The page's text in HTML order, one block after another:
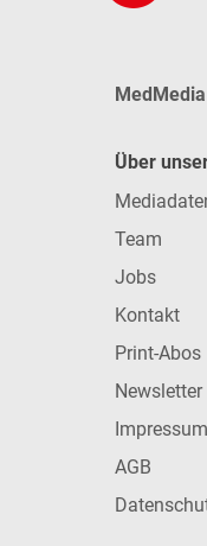
Über
Team
Jobs
Kontakt
Print-Abos
Newsletter
Impressum
AGB